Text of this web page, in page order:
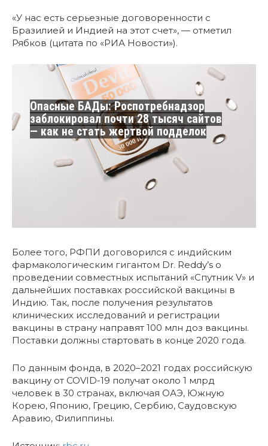
«У нас есть серьезные договоренности с
Бразилией и Индией на этот счет», — отметил
Рябков (цитата по «РИА Новости»).
Опасные БАДы: Роспотребнадзор
заблокировал почти 28 тысяч сайтов
— как не стать жертвой подделок
Более того, РФПИ договорился с индийским
фармакологическим гигантом Dr. Reddy’s о
проведении совместных испытаний «Спутник V» и
дальнейших поставках российской вакцины в
Индию. Так, после получения результатов
клинических исследований и регистрации
вакцины в страну направят 100 млн доз вакцины.
Поставки должны стартовать в конце 2020 года.
По данным фонда, в 2020–2021 годах российскую
вакцину от COVID-19 получат около 1 млрд
человек в 30 странах, включая ОАЭ, Южную
Корею, Японию, Грецию, Сербию, Саудовскую
Аравию, Филиппины.